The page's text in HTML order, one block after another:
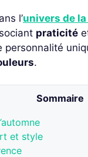
l’univers de
praticité
.
Sommaire
et style